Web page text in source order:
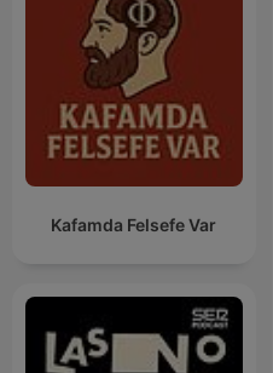
Kafamda Felsefe Var